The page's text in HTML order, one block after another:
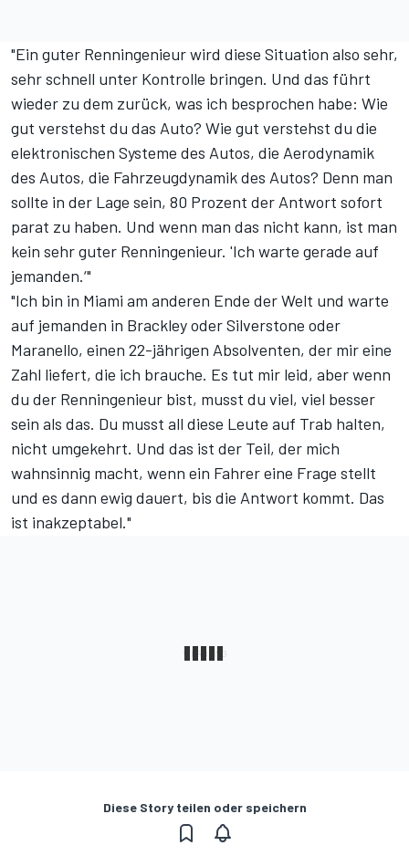
"Ein guter Renningenieur wird diese Situation also sehr,
sehr schnell unter Kontrolle bringen. Und das führt
wieder zu dem zurück, was ich besprochen habe: Wie
gut verstehst du das Auto? Wie gut verstehst du die
elektronischen Systeme des Autos, die Aerodynamik
des Autos, die Fahrzeugdynamik des Autos? Denn man
sollte in der Lage sein, 80 Prozent der Antwort sofort
parat zu haben. Und wenn man das nicht kann, ist man
kein sehr guter Renningenieur. 'Ich warte gerade auf
jemanden.‘"
"Ich bin in Miami am anderen Ende der Welt und warte
auf jemanden in Brackley oder Silverstone oder
Maranello, einen 22-jährigen Absolventen, der mir eine
Zahl liefert, die ich brauche. Es tut mir leid, aber wenn
du der Renningenieur bist, musst du viel, viel besser
sein als das. Du musst all diese Leute auf Trab halten,
nicht umgekehrt. Und das ist der Teil, der mich
wahnsinnig macht, wenn ein Fahrer eine Frage stellt
und es dann ewig dauert, bis die Antwort kommt. Das
ist inakzeptabel."
Diese Story teilen oder speichern